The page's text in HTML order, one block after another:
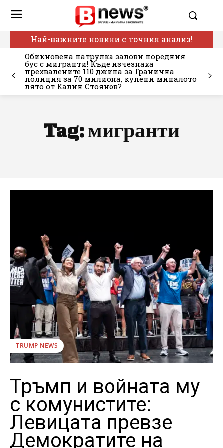
Най-важните новини с точния анализ!
Обикновена патрулка залови поредния
бус с мигранти! Къде изчезнаха
прехвалените 110 джипа за Гранична
полиция за 70 милиона, купени миналото
лято от Калин Стоянов?
Tag:мигранти
TRUMP NEWS
Тръмп и войната му
с комунистите:
Левицата превзе
Демократите на